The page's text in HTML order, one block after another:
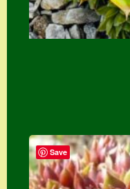
Save